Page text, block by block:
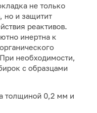
не только
но и защитит
реактивов.
инертна к
необходимости,
с образцами
толщиной 0,2 мм и